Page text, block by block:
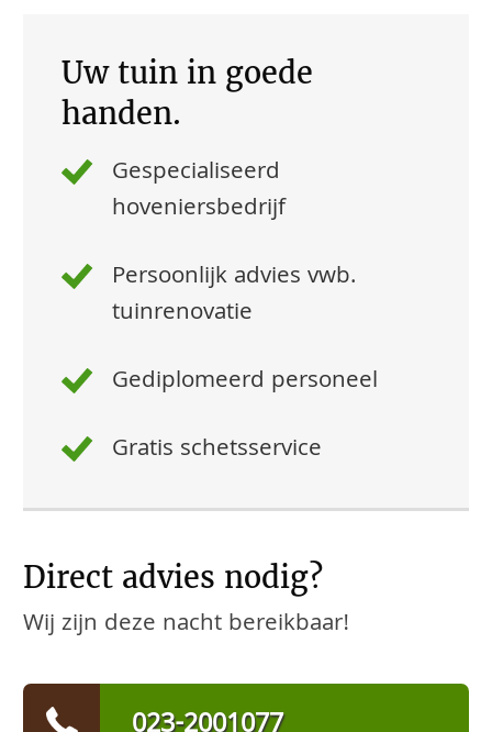
Uw tuin in goede
handen.
Gespecialiseerd
hoveniersbedrijf
Persoonlijk advies vwb.
tuinrenovatie
Gediplomeerd personeel
Gratis schetsservice
Direct advies nodig?
Wij zijn deze nacht bereikbaar!